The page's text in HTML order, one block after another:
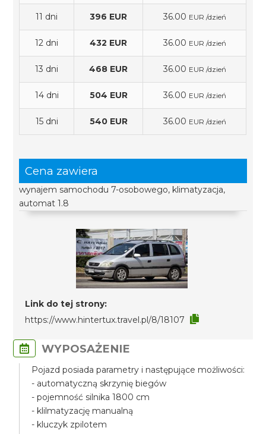
11 dni 396 EUR 36.00 EUR /dzień
12 dni 432 EUR 36.00 EUR /dzień
13 dni 468 EUR 36.00 EUR /dzień
14 dni 504 EUR 36.00 EUR /dzień
15 dni 540 EUR 36.00 EUR /dzień
Cena zawiera
wynajem samochodu 7-osobowego, klimatyzacja,
automat 1.8
Link do tej strony:
https://www.hintertux.travel.pl/8/18107
WYPOSAŻENIE
Pojazd posiada parametry i następujące możliwości:
- automatyczną skrzynię biegów
- pojemność silnika 1800 cm
- klilmatyzację manualną
- kluczyk zpilotem